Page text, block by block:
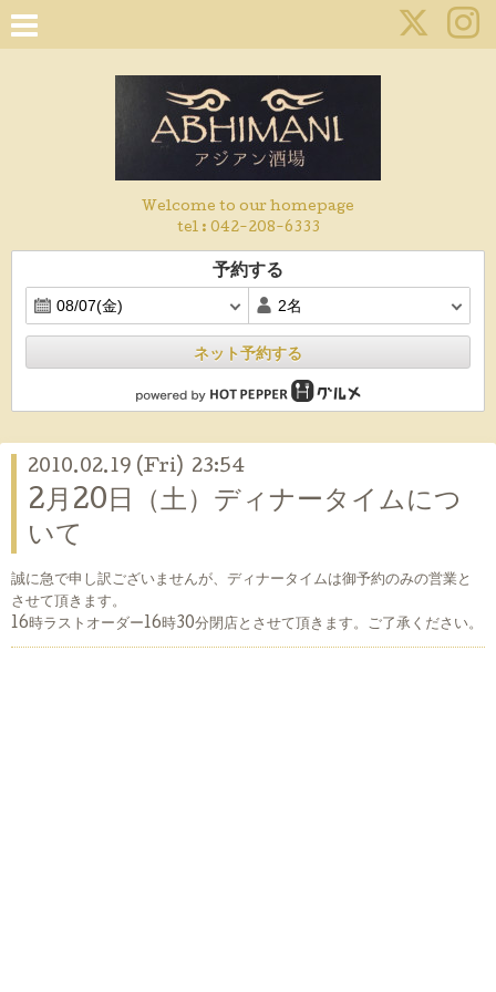
Welcome to our homepage
tel : 042-208-6333
予約する
ネット予約する
2010.02.19 (Fri) 23:54
2月20日（土）ディナータイムにつ
いて
誠に急で申し訳ございませんが、ディナータイムは御予約のみの営業と
させて頂きます。
16時ラストオーダー16時30分閉店とさせて頂きます。ご了承ください。